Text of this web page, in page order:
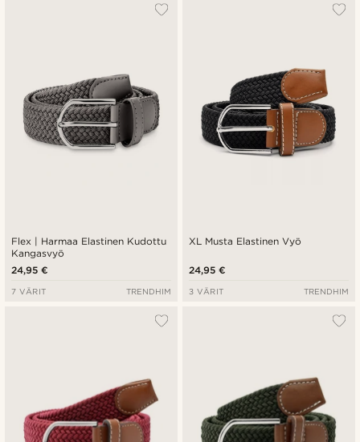
Flex | Harmaa Elastinen Kudottu
Kangasvyö
24,95 €
7 VÄRIT TRENDHIM
XL Musta Elastinen Vyö
24,95 €
3 VÄRIT TRENDHIM